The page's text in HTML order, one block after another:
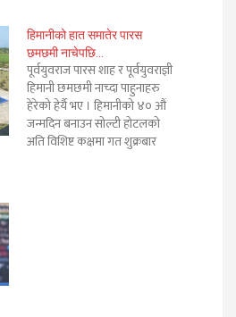
हिमानीको हात समातेर पारस
छमछमी नाचेपछि…
पूर्वयुवराज पारस शाह र पूर्वयुवराज्ञी
हिमानी छमछमी नाच्दा पाहुनाहरु
हेरेको हेर्यै भए । हिमानीको ४० औं
जन्मदिन बनाउन सोल्टी होटलको
अति विशिष्ट कक्षमा गत शुक्रबार